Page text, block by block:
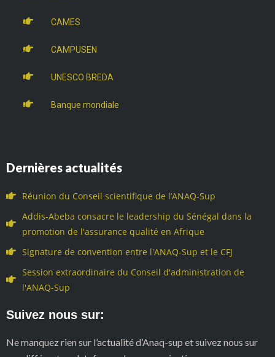
CAMES
CAMPUSEN
UNESCO BREDA
Banque mondiale
Dernières actualités
Réunion du Conseil scientifique de l’ANAQ-Sup
Addis-Abeba consacre le leadership du Sénégal dans la
promotion de l'assurance qualité en Afrique
Signature de convention entre l'ANAQ-Sup et le CFJ
Session extraordinaire du Conseil d'administration de
l'ANAQ-Sup
Suivez nous sur:
Ne manquez rien sur l’actualité d’Anaq-sup et suivez nous sur